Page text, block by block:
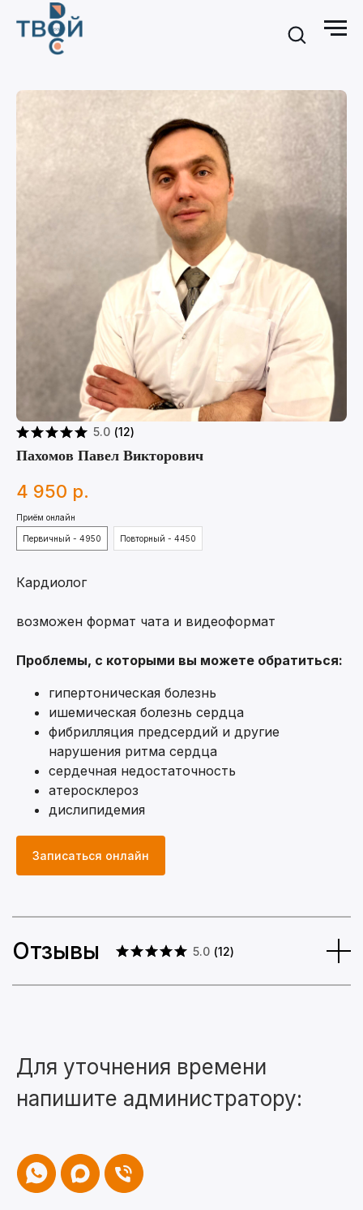
5.0 (12)
Пахомов Павел Викторович
4 950 р.
Приём онлайн
Первичный - 4950 Повторный - 4450
Кардиолог
возможен формат чата и видеоформат
Проблемы, с которыми вы можете обратиться:
гипертоническая болезнь
ишемическая болезнь сердца
фибрилляция предсердий и другие
нарушения ритма сердца
сердечная недостаточность
атеросклероз
дислипидемия
Записаться онлайн
Отзывы 5.0 (12)
Для уточнения времени
напишите администратору: